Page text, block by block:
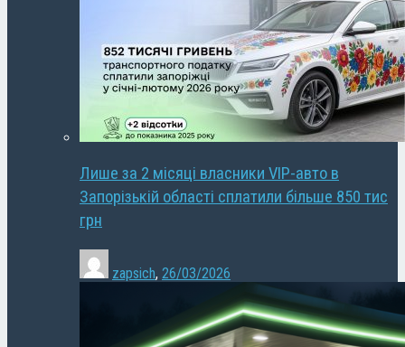
Лише за 2 місяці власники VIP-авто в
Запорізькій області сплатили більше 850 тис
грн
zapsich, 26/03/2026